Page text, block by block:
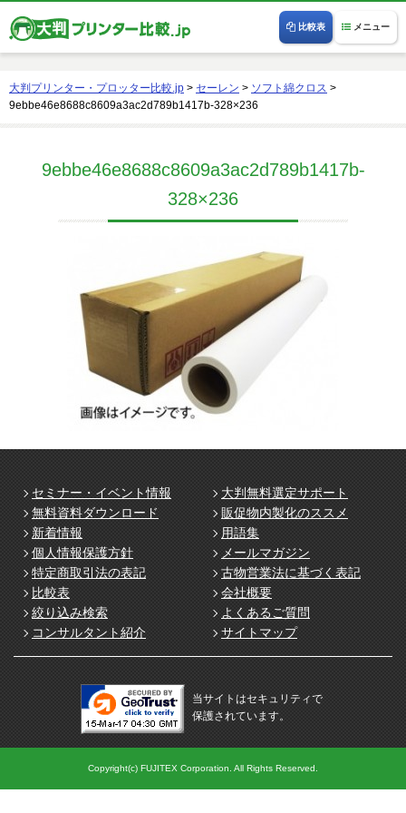
メニュー
比較表
大判プリンター・プロッター比較.jp > セーレン > ソフト綿クロス >
9ebbe46e8688c8609a3ac2d789b1417b-328×236
9ebbe46e8688c8609a3ac2d789b1417b-
328×236
セミナー・イベント情報
大判無料選定サポート
無料資料ダウンロード
販促物内製化のススメ
新着情報
用語集
個人情報保護方針
メールマガジン
特定商取引法の表記
古物営業法に基づく表記
比較表
会社概要
絞り込み検索
よくあるご質問
コンサルタント紹介
サイトマップ
当サイトはセキュリティで
保護されています。
Copyright(c) FUJITEX Corporation. All Rights Reserved.